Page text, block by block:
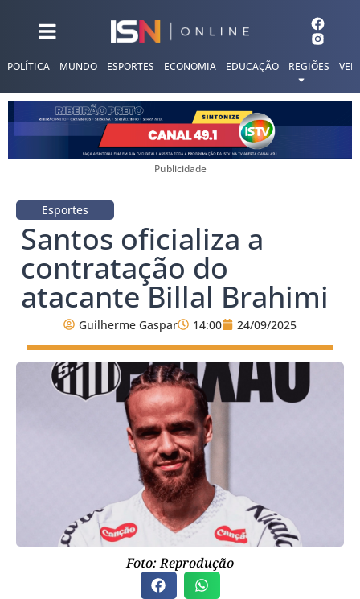
POLÍTICA MUNDO ESPORTES ECONOMIA EDUCAÇÃO REGIÕES
Publicidade
Esportes
Santos oficializa a
contratação do
atacante Billal Brahimi
Guilherme Gaspar 14:00 24/09/2025
Foto: Reprodução